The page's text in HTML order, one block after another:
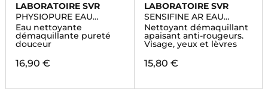
LABORATOIRE SVR
PHYSIOPURE EAU
MICELLAIRE ECO-
RECHARGE
Eau nettoyante
démaquillante pureté
douceur
16,90 €
LABORATOIRE SVR
SENSIFINE AR EAU
MICELLAIRE ECO-
RECHARGE
Nettoyant démaquillant
apaisant anti-rougeurs.
Visage, yeux et lèvres
15,80 €